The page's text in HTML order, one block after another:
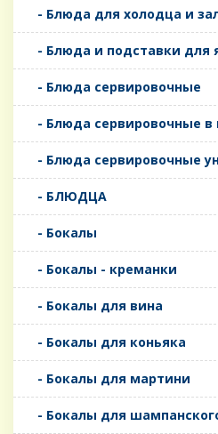
- Блюда для холодца и
- Блюда и подставки для
- Блюда сервировочные
- Блюда сервировочные в
- Блюда сервировочные
- БЛЮДЦА
- Бокалы
- Бокалы - креманки
- Бокалы для вина
- Бокалы для коньяка
- Бокалы для мартини
- Бокалы для